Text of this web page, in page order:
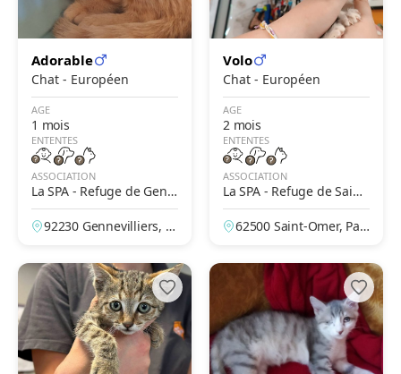
Adorable
Chat - Européen
AGE
1 mois
ENTENTES
ASSOCIATION
La SPA - Refuge de Genn
evilliers – Grammont
92230 Gennevilliers, H
Volo
Chat - Européen
AGE
2 mois
ENTENTES
ASSOCIATION
La SPA - Refuge de Saint-
Omer – Le Brockus
62500 Saint-Omer, Pas